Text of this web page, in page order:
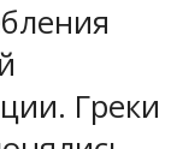
Греки